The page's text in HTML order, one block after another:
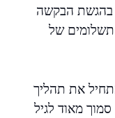
בהגשת הבקשה
תשלומים של
את תהליך
מאוד לגיל